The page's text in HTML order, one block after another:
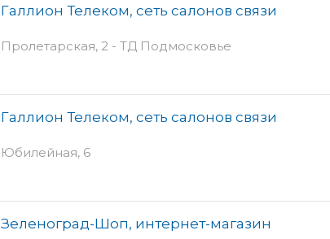
Галлион Телеком, сеть салонов связи
Пролетарская, 2 - ТД Подмосковье
Галлион Телеком, сеть салонов связи
Юбилейная, 6
Зеленоград-Шоп, интернет-магазин